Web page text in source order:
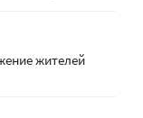
жителей